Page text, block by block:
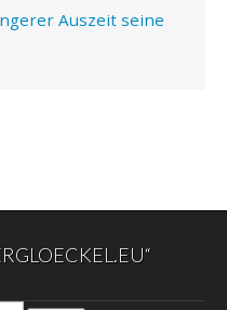
Auszeit seine